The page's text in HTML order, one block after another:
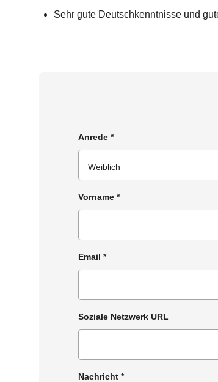
Sehr gute Deutschkenntnisse und
Anrede *
Vorname *
Email *
Soziale Netzwerk URL
Nachricht *